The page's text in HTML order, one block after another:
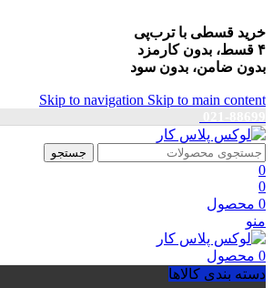
خرید قسطی با ترب‌پی
۴ قسط، بدون کارمزد
بدون ضامن، بدون سود
Skip to navigation Skip to main content
جستجو
0
0
0 محصول
منو
0 محصول
دسته بندی کالاها